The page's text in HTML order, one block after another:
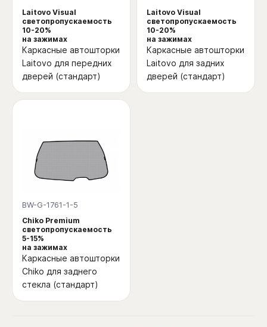
Laitovo Visual
светопропускаемость
10-20%
на зажимах
Каркасные автошторки
Laitovo для передних
дверей (стандарт)
Laitovo Visual
светопропускаемость
10-20%
на зажимах
Каркасные автошторки
Laitovo для задних
дверей (стандарт)
BW-G-1761-1-5
Chiko Premium
светопропускаемость
5-15%
на зажимах
Каркасные автошторки
Chiko для заднего
стекла (стандарт)